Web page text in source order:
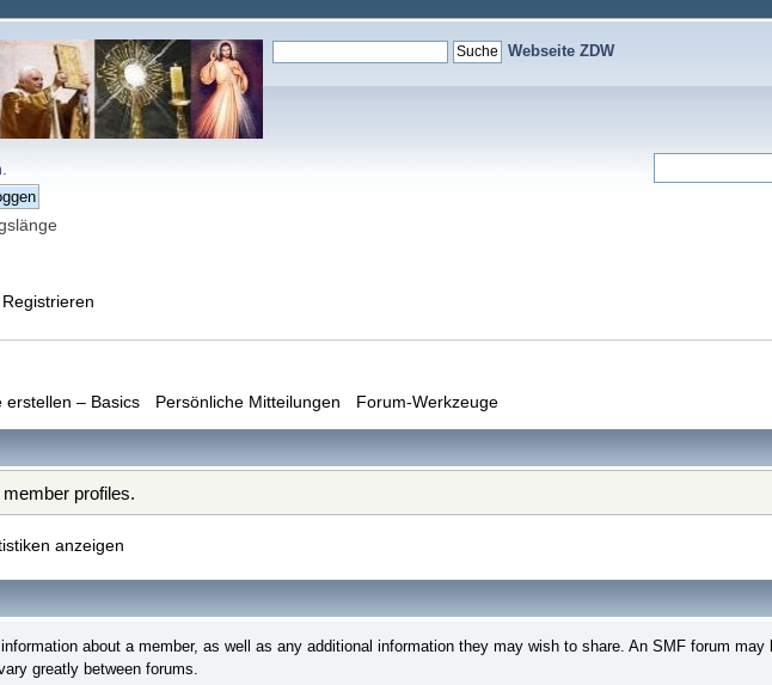
Webseite ZDW
Registrieren
erstellen – Basics Persönliche Mitteilungen Forum-Werkzeuge
profiles.
anzeigen
about a member, as well as any additional information they may wish to share. An SMF forum
greatly between forums.